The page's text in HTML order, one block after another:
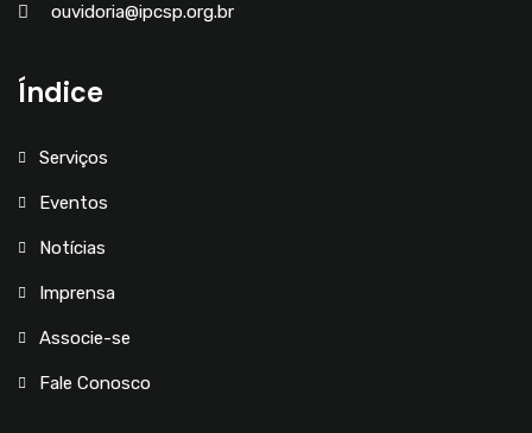
ouvidoria@ipcsp.org.br
Índice
Serviços
Eventos
Notícias
Imprensa
Associe-se
Fale Conosco